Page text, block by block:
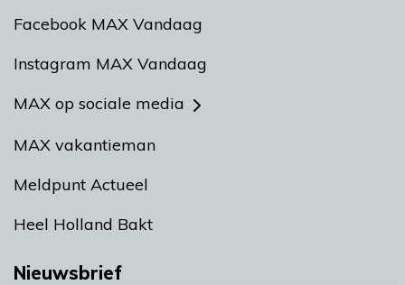
Facebook MAX Vandaag
Instagram MAX Vandaag
MAX op sociale media
MAX vakantieman
Meldpunt Actueel
Heel Holland Bakt
Nieuwsbrief